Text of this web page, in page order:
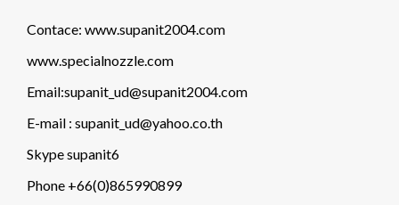
Contace: www.supanit2004.com
www.specialnozzle.com
Email:supanit_ud@supanit2004.com
E-mail : supanit_ud@yahoo.co.th
Skype supanit6
Phone +66(0)865990899